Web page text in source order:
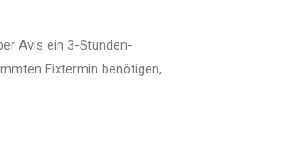
Avis ein 3-Stunden-
Fixtermin benötigen,